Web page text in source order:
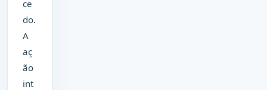
ce
do.
A
aç
ão
int